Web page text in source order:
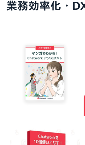
業務効率化・